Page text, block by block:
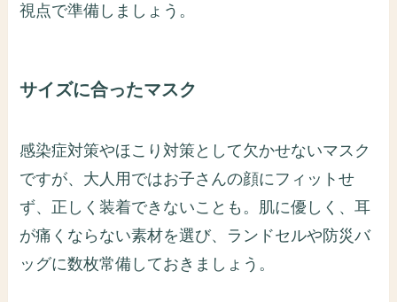
視点で準備しましょう。
サイズに合ったマスク
感染症対策やほこり対策として欠かせないマスク
ですが、大人用ではお子さんの顔にフィットせ
ず、正しく装着できないことも。肌に優しく、耳
が痛くならない素材を選び、ランドセルや防災バ
ッグに数枚常備しておきましょう。